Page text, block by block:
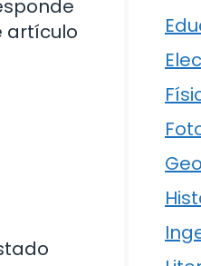
artículo